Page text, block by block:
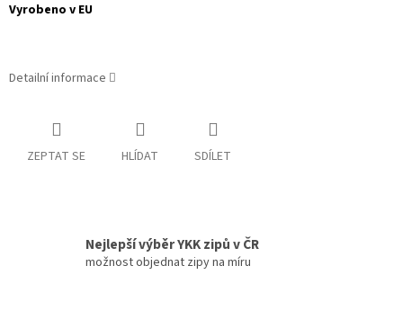
Vyrobeno v EU
Detailní informace
ZEPTAT SE HLÍDAT SDÍLET
Nejlepší výběr YKK zipů v ČR
možnost objednat zipy na míru